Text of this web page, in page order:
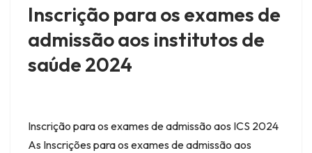
Inscrição para os exames de
admissão aos institutos de
saúde 2024
Inscrição para os exames de admissão aos ICS 2024
As Inscrições para os exames de admissão aos